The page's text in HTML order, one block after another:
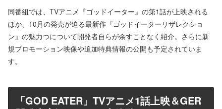
同番組では、TVアニメ『ゴッドイーター』の第1話が上映される
ほか、10月の発売が迫る最新作『ゴッドイーターリザレクショ
ン』の魅力つについて開発者自らが余すことなく紹介。さらに新
規プロモーション映像や追加特典情報の公開も予定されていま
す。
「GOD EATER」TVアニメ1話上映＆GER